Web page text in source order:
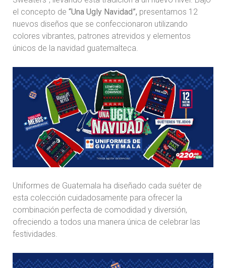
el concepto de “Una Ugly Navidad”, presentamos 12
nuevos diseños que se confeccionaron utilizando
colores vibrantes, patrones atrevidos y elementos
únicos de la navidad guatemalteca.
Uniformes de Guatemala ha diseñado cada suéter de
esta colección cuidadosamente para ofrecer la
combinación perfecta de comodidad y diversión,
ofreciendo a todos una manera única de celebrar las
festividades.